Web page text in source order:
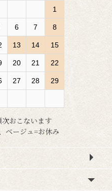
1
6 7 8
13 14 15
20 21 22
27 28 29
おこないます
ベージュ=お休み